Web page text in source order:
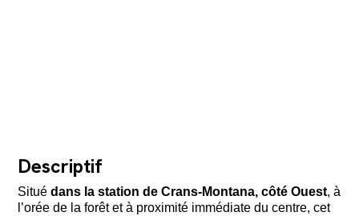
Descriptif
Situédans la station de Crans-Montana, côté Ouest, à
l’orée de la forêt et à proximité immédiate du centre, cet